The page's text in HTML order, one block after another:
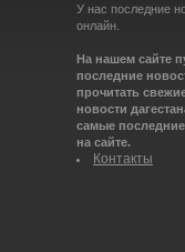
У нас последние
онлайн.
На нашем сайте
последние
прочитать
новости
самые
на сайте.
Контакты